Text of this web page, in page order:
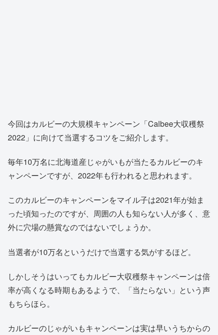
今回はカルビーの大規模キャンペーン「Calbee大収穫祭
2022」に向けて当選するコツをご紹介します。
毎年10万名に北海道産じゃがいもが当たるカルビーのキ
ャンペーンですが、2022年も行われると思われます。
このカルビーのキャンペーンをマイル子は2021年が始ま
った頃知ったのですが、周囲の人も知らない人が多く、意
外に穴場の懸賞なのではないでしょうか。
当選者が10万名というだけで当選する気がするほど。
しかしそうはいってもカルビー大収穫祭キャンペーンは倍
率が高くなる時期もあるようで、「当たらない」という声
もちらほら。
カルビーのじゃがいもキャンペーンは実は早いうちからの